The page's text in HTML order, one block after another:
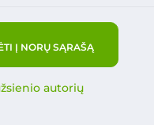
Į NORŲ SĄRAŠĄ
autorių